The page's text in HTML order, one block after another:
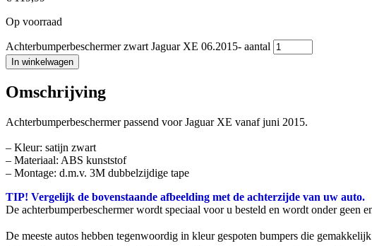
Op voorraad
Achterbumperbeschermer zwart Jaguar XE 06.2015- aantal
In winkelwagen
Omschrijving
Achterbumperbeschermer passend voor Jaguar XE vanaf juni 2015.
– Kleur: satijn zwart
– Materiaal: ABS kunststof
– Montage: d.m.v. 3M dubbelzijdige tape
TIP! Vergelijk de bovenstaande afbeelding met de achterzijde van uw auto.
De achterbumperbeschermer wordt speciaal voor u besteld en wordt onder geen
De meeste autos hebben tegenwoordig in kleur gespoten bumpers die